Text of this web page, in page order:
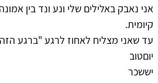
אני נאבק באלילים שלי ונע ונד בין
קיומית.
עד שאני מצליח לאחוז לרגע "ברגע
יוםטוב
יששכר